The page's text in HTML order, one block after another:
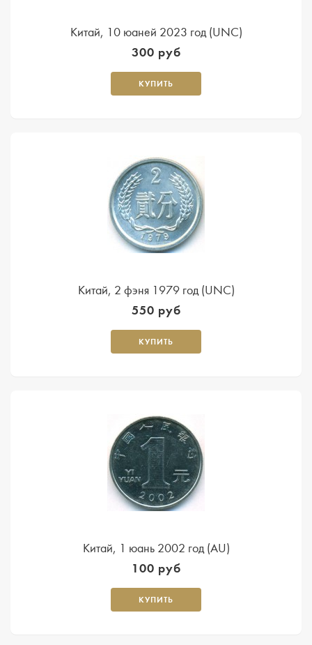
Китай, 10 юаней 2023 год (UNC)
300 руб
КУПИТЬ
Китай, 2 фэня 1979 год (UNC)
550 руб
КУПИТЬ
Китай, 1 юань 2002 год (AU)
100 руб
КУПИТЬ